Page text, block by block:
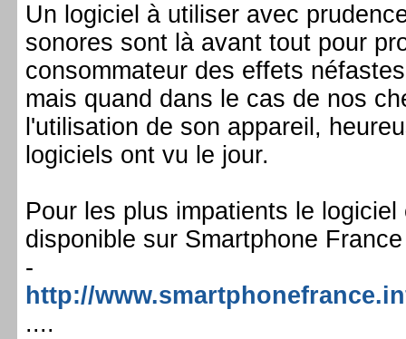
Un logiciel à utiliser avec
sonores sont là avant tout pour
consommateur des effets
mais quand dans le cas de nos
l'utilisation de son appareil,
logiciels ont vu le jour.
Pour les plus impatients le
disponible sur Smartphone
-
http://
....